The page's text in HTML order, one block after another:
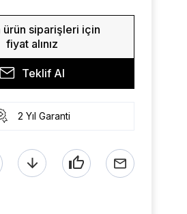
ürün siparişleri için
fiyat alınız
Teklif Al
2 Yıl Garanti